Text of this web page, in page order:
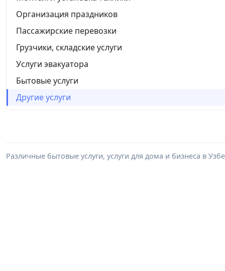
Организация праздников
Пассажирские перевозки
Грузчики, складские услуги
Услуги эвакуатора
Бытовые услуги
Другие услуги
Различные бытовые услуги, услуги для дома и бизнеса в